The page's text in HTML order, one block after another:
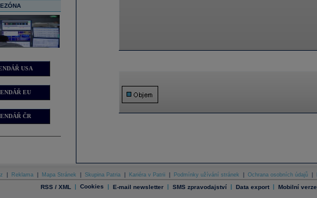
USA
EU
ČR
Reklama Mapa Stránek Skupina Patria Kariéra v Patrii Podmínky užívání stránek Ochrana osobních údajů
RSS / XML | Cookies | E-mail newsletter | SMS zpravodajství | Data export | Mobilní verze